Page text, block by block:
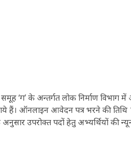
‘ग’ के अन्तर्गत लोक निर्माण विभाग
हैं। ऑनलाइन आवेदन पत्र भरने की तिथि
अनुसार उपरोक्त पदों हेतु अभ्यर्थियों